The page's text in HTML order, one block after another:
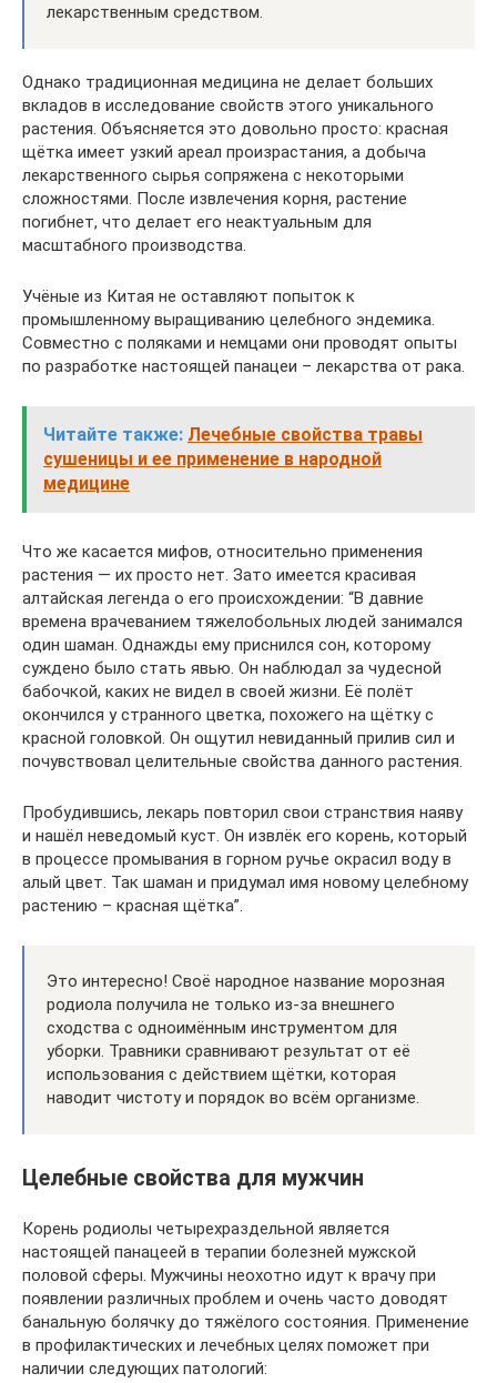
лекарственным средством.
Однако традиционная медицина не делает больших
вкладов в исследование свойств этого уникального
растения. Объясняется это довольно просто: красная
щётка имеет узкий ареал произрастания, а добыча
лекарственного сырья сопряжена с некоторыми
сложностями. После извлечения корня, растение
погибнет, что делает его неактуальным для
масштабного производства.
Учёные из Китая не оставляют попыток к
промышленному выращиванию целебного эндемика.
Совместно с поляками и немцами они проводят опыты
по разработке настоящей панацеи – лекарства от рака.
Читайте также: Лечебные свойства травы
сушеницы и ее применение в народной
медицине
Что же касается мифов, относительно применения
растения — их просто нет. Зато имеется красивая
алтайская легенда о его происхождении: “В давние
времена врачеванием тяжелобольных людей занимался
один шаман. Однажды ему приснился сон, которому
суждено было стать явью. Он наблюдал за чудесной
бабочкой, каких не видел в своей жизни. Её полёт
окончился у странного цветка, похожего на щётку с
красной головкой. Он ощутил невиданный прилив сил и
почувствовал целительные свойства данного растения.
Пробудившись, лекарь повторил свои странствия наяву
и нашёл неведомый куст. Он извлёк его корень, который
в процессе промывания в горном ручье окрасил воду в
алый цвет. Так шаман и придумал имя новому целебному
растению – красная щётка”.
Это интересно! Своё народное название морозная
родиола получила не только из-за внешнего
сходства с одноимённым инструментом для
уборки. Травники сравнивают результат от её
использования с действием щётки, которая
наводит чистоту и порядок во всём организме.
Целебные свойства для мужчин
Корень родиолы четырехраздельной является
настоящей панацеей в терапии болезней мужской
половой сферы. Мужчины неохотно идут к врачу при
появлении различных проблем и очень часто доводят
банальную болячку до тяжёлого состояния. Применение
в профилактических и лечебных целях поможет при
наличии следующих патологий: